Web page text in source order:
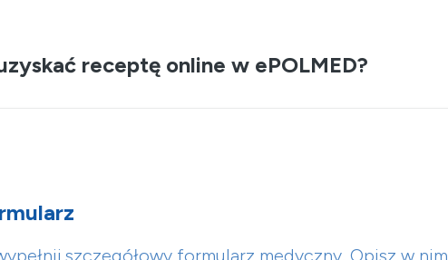
receptę online w ePOLMED?
szczegółowy formularz medyczny. Opisz w nim